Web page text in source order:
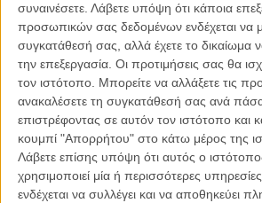
συναινέσετε. Λάβετε υπόψη ότι κάποια
προσωπικών σας δεδομένων ενδέχεται να
συγκατάθεσή σας, αλλά έχετε το δικαίωμα
την επεξεργασία. Οι προτιμήσεις σας θα
τον ιστότοπο. Μπορείτε να αλλάξετε τις
ανακαλέσετε τη συγκατάθεσή σας ανά
επιστρέφοντας σε αυτόν τον ιστότοπο και
κουμπί "Απορρήτου" στο κάτω μέρος της
Λάβετε επίσης υπόψη ότι αυτός ο
χρησιμοποιεί μία ή περισσότερες
ενδέχεται να συλλέγει και να αποθηκεύει
Η πρωτότυπη ταινία του 1981 τοποθετούσε
σκοτεινό μέλλον όπου το Μανχάταν είχε
φυλακή υψίστης ασφαλείας. Όταν το
των ΗΠΑ συντρίβεται μέσα στην
στρατιώτης και καταδικασμένος φυγάς
μια σχεδόν αδύνατη αποστολή διάσωσης.
Ο χαρακτήρας που ενσάρκωσε ο Κερτ Ράσελ
σύμβολο της ποπ κουλτούρας,
ταινιών, κόμικς και video games που